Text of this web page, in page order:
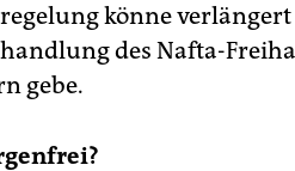
könne
des Nafta-
gebe.